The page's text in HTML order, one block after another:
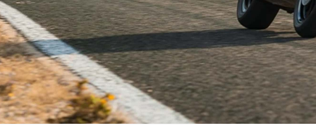
PANIGALE
V2
V2 S
STREETFIGHTER
V2
V4
リコール情報
試乗車